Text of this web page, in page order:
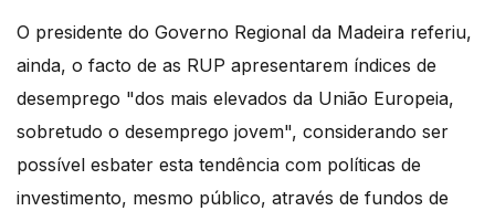
O presidente do Governo Regional da Madeira referiu,
ainda, o facto de as RUP apresentarem índices de
desemprego "dos mais elevados da União Europeia,
sobretudo o desemprego jovem", considerando ser
possível esbater esta tendência com políticas de
investimento, mesmo público, através de fundos de